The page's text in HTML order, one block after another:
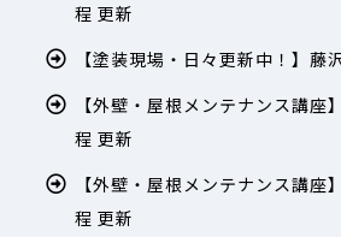
程 更新
【塗装現場・日々更新中！】藤
【外壁・屋根メンテナンス講座
程 更新
【外壁・屋根メンテナンス講座
程 更新